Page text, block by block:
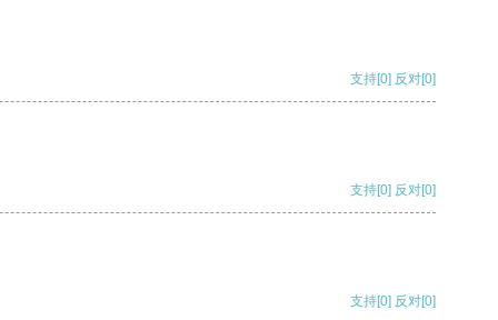
支持[0] 反对[0]
支持[0] 反对[0]
支持[0] 反对[0]